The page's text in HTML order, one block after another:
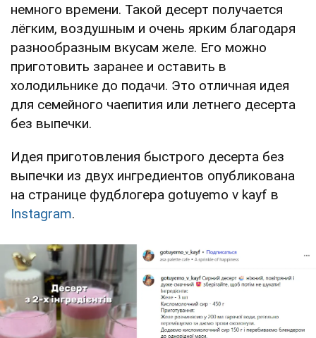
немного времени. Такой десерт получается
лёгким, воздушным и очень ярким благодаря
разнообразным вкусам желе. Его можно
приготовить заранее и оставить в
холодильнике до подачи. Это отличная идея
для семейного чаепития или летнего десерта
без выпечки.
Идея приготовления быстрого десерта без
выпечки из двух ингредиентов опубликована
на странице фудблогера gotuyemo v kayf в
Instagram.